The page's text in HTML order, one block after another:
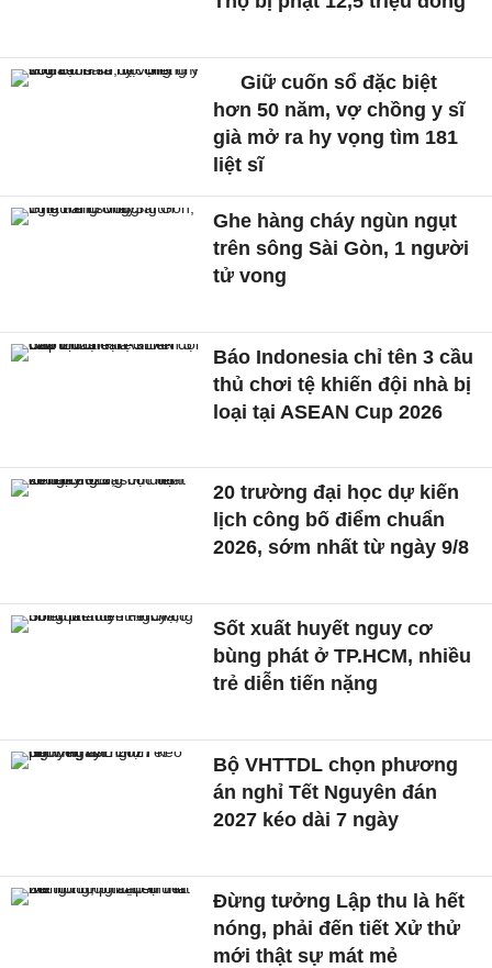
Giữ cuốn sổ đặc biệt
hơn 50 năm, vợ chồng y sĩ
già mở ra hy vọng tìm 181
liệt sĩ
Ghe hàng cháy ngùn ngụt
trên sông Sài Gòn, 1 người
tử vong
Báo Indonesia chỉ tên 3 cầu
thủ chơi tệ khiến đội nhà bị
loại tại ASEAN Cup 2026
20 trường đại học dự kiến
lịch công bố điểm chuẩn
2026, sớm nhất từ ngày 9/8
Sốt xuất huyết nguy cơ
bùng phát ở TP.HCM, nhiều
trẻ diễn tiến nặng
Bộ VHTTDL chọn phương
án nghỉ Tết Nguyên đán
2027 kéo dài 7 ngày
Đừng tưởng Lập thu là hết
nóng, phải đến tiết Xử thử
mới thật sự mát mẻ